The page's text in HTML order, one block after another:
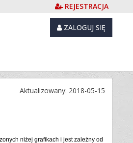
REJESTRACJA
ZALOGUJ SIĘ
Aktualizowany: 2018-05-15
niżej grafikach i jest zależny od